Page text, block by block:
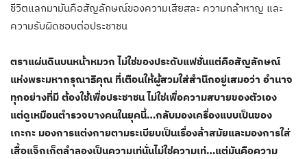
ชีวิตแลกมามันคือสัญลักษณ์ของความเสียสละ ความกล้าหาญ และ
ความรับผิดชอบต่อประชาชน
ตราแผ่นดินบนหน้าหมวก ไม่ใช่ของประดับแฟชั่นแต่คือสัญลักษณ์
แห่งพระมหากรุณาธิคุณ ที่เตือนให้ผู้สวมใส่สำนึกอยู่เสมอว่า อำนาจ
ทุกอย่างที่มี ต้องใช้เพื่อประชาชน ไม่ใช่เพื่อความสบายของตัวเอง
แต่ดูเหมือนตำรวจบางคนในยุคนี้…กลับมองเครื่องแบบเป็นของ
เกะกะ มองการแต่งกายตามระเบียบเป็นเรื่องล้าสมัยและมองการใส่
เสื้อแจ็กเก็ตลำลองเป็นความเท่นั่นไม่ใช่ความเท่…แต่มันคือความ